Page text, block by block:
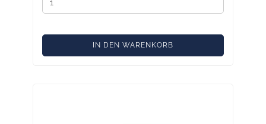
IN DEN WARENKORB